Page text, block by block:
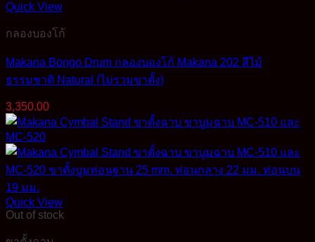
Quick View
กลองบองโก้
Makana Bongo Drum กลองบองโก้ Makana 202 สีไม้
ธรรมชาติ Natural (ไม่รวมขาตั้ง)
3,350.00
Quick View
Out of stock